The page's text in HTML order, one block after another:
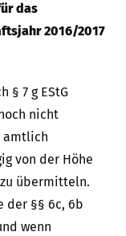
das
2016/2017
§ 7 g EStG
nicht
amtlich
von der Höhe
übermitteln.
der §§ 6c, 6b
wenn